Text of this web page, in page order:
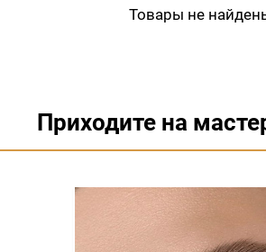
Товары не
Приходите на